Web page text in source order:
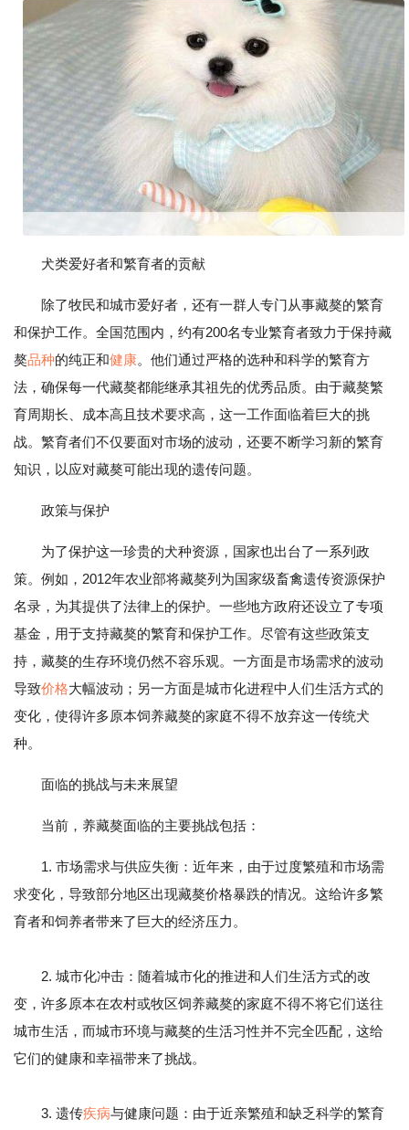
犬类爱好者和繁育者的贡献
除了牧民和城市爱好者，还有一群人专门从事藏獒的繁育
和保护工作。全国范围内，约有200名专业繁育者致力于保持藏
獒品种的纯正和健康。他们通过严格的选种和科学的繁育方
法，确保每一代藏獒都能继承其祖先的优秀品质。由于藏獒繁
育周期长、成本高且技术要求高，这一工作面临着巨大的挑
战。繁育者们不仅要面对市场的波动，还要不断学习新的繁育
知识，以应对藏獒可能出现的遗传问题。
政策与保护
为了保护这一珍贵的犬种资源，国家也出台了一系列政
策。例如，2012年农业部将藏獒列为国家级畜禽遗传资源保护
名录，为其提供了法律上的保护。一些地方政府还设立了专项
基金，用于支持藏獒的繁育和保护工作。尽管有这些政策支
持，藏獒的生存环境仍然不容乐观。一方面是市场需求的波动
导致价格大幅波动；另一方面是城市化进程中人们生活方式的
变化，使得许多原本饲养藏獒的家庭不得不放弃这一传统犬
种。
面临的挑战与未来展望
当前，养藏獒面临的主要挑战包括：
1. 市场需求与供应失衡：近年来，由于过度繁殖和市场需
求变化，导致部分地区出现藏獒价格暴跌的情况。这给许多繁
育者和饲养者带来了巨大的经济压力。
2. 城市化冲击：随着城市化的推进和人们生活方式的改
变，许多原本在农村或牧区饲养藏獒的家庭不得不将它们送往
城市生活，而城市环境与藏獒的生活习性并不完全匹配，这给
它们的健康和幸福带来了挑战。
3. 遗传疾病与健康问题：由于近亲繁殖和缺乏科学的繁育